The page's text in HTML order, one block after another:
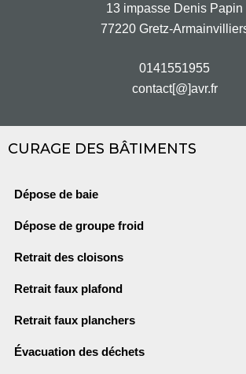
13 impasse Denis Papin
77220 Gretz-
0141551955
contact[@]avr.fr
CURAGE DES BÂTIMENTS
Dépose de baie
Dépose de groupe froid
Retrait des cloisons
Retrait faux plafond
Retrait faux planchers
Évacuation des déchets